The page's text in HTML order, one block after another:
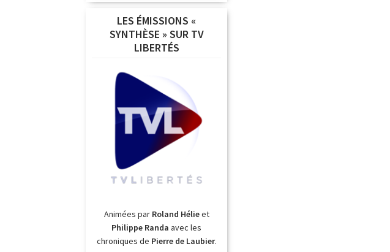
LES ÉMISSIONS «
SYNTHÈSE » SUR TV
LIBERTÉS
Animées par Roland Hélieet
Philippe Randa avec les
chroniques de Pierre de Laubier.